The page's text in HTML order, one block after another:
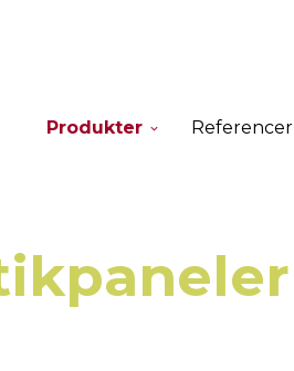
Produkter Referencer